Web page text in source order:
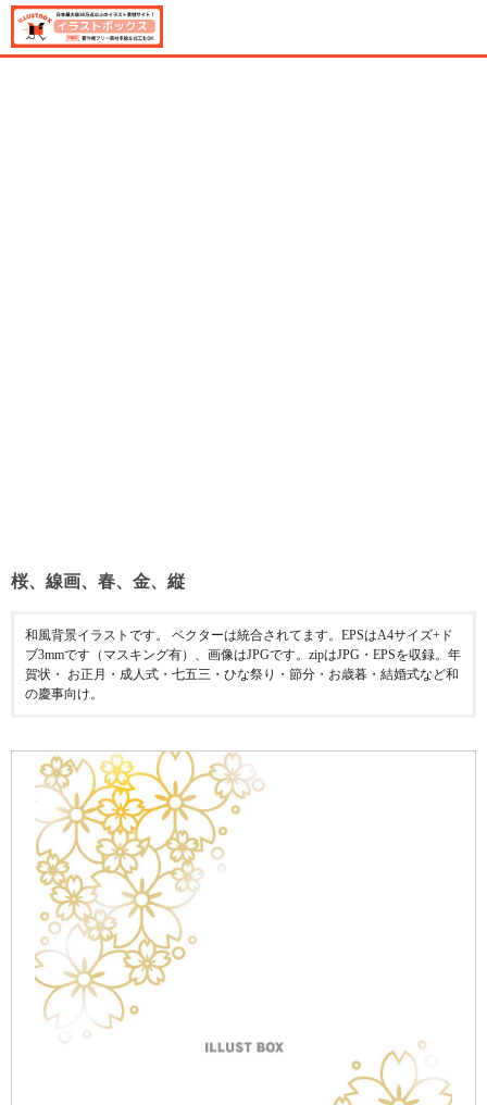
桜、線画、春、金、縦
和風背景イラストです。 ベクターは統合されてます。EPSはA4サイズ+ド
ブ3mmです（マスキング有）、画像はJPGです。zipはJPG・EPSを収録。年
賀状・ お正月・成人式・七五三・ひな祭り・節分・お歳暮・結婚式など和
の慶事向け。